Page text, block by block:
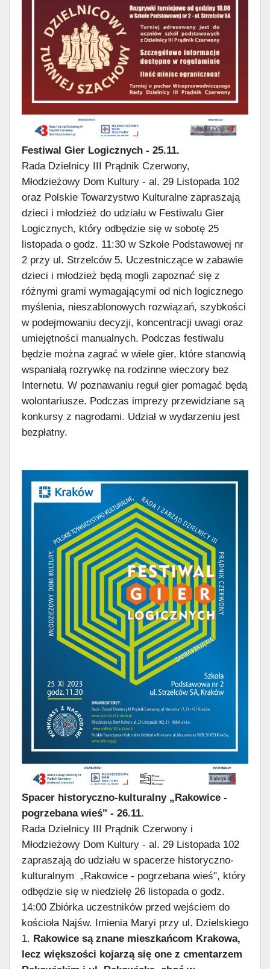
Festiwal Gier Logicznych - 25.11.
Rada Dzielnicy III Prądnik Czerwony,
Młodzieżowy Dom Kultury - al. 29 Listopada 102
oraz Polskie Towarzystwo Kulturalne zapraszają
dzieci i młodzież do udziału w Festiwalu Gier
Logicznych, który odbędzie się w sobotę 25
listopada o godz. 11:30 w Szkole Podstawowej nr
2 przy ul. Strzelców 5. Uczestniczące w zabawie
dzieci i młodzież będą mogli zapoznać się z
różnymi grami wymagającymi od nich logicznego
myślenia, nieszablonowych rozwiązań, szybkości
w podejmowaniu decyzji, koncentracji uwagi oraz
umiejętności manualnych. Podczas festiwalu
będzie można zagrać w wiele gier, które stanowią
wspaniałą rozrywkę na rodzinne wieczory bez
Internetu. W poznawaniu reguł gier pomagać będą
wolontariusze. Podczas imprezy przewidziane są
konkursy z nagrodami. Udział w wydarzeniu jest
bezpłatny.
Spacer historyczno-kulturalny „Rakowice -
pogrzebana wieś" - 26.11.
Rada Dzielnicy III Prądnik Czerwony i
Młodzieżowy Dom Kultury - al. 29 Listopada 102
zapraszają do udziału w spacerze historyczno-
kulturalnym „Rakowice - pogrzebana wieś", który
odbędzie się w niedzielę 26 listopada o godz.
14:00 Zbiórka uczestników przed wejściem do
kościoła Najśw. Imienia Maryi przy ul. Dzielskiego
1. Rakowice są znane mieszkańcom Krakowa,
lecz większości kojarzą się one z cmentarzem